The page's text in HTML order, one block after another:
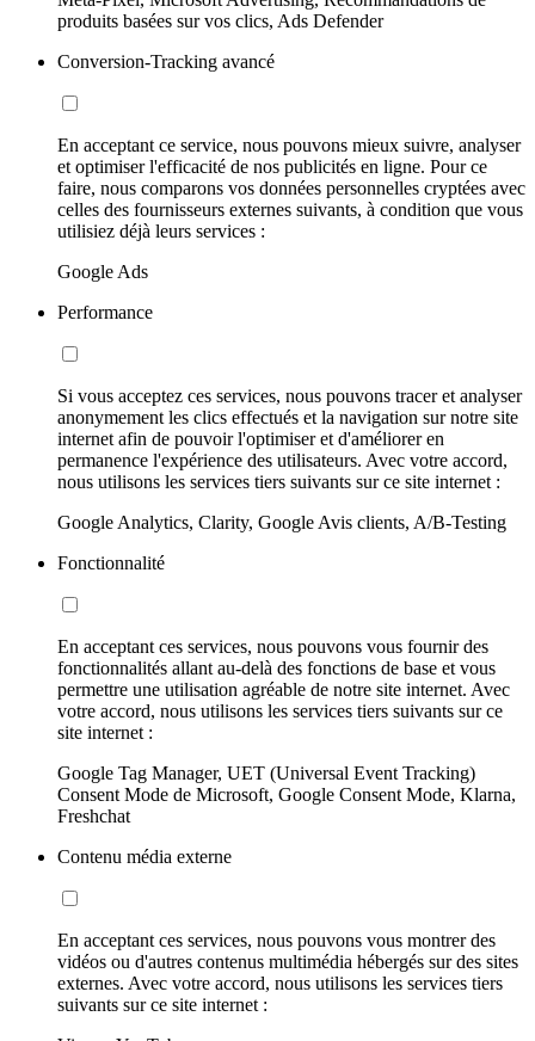
produits basées sur vos clics, Ads Defender
Conversion-Tracking avancé
En acceptant ce service, nous pouvons mieux suivre, analyser
et optimiser l'efficacité de nos publicités en ligne. Pour ce
faire, nous comparons vos données personnelles cryptées avec
celles des fournisseurs externes suivants, à condition que vous
utilisiez déjà leurs services :
Google Ads
Performance
Si vous acceptez ces services, nous pouvons tracer et analyser
anonymement les clics effectués et la navigation sur notre site
internet afin de pouvoir l'optimiser et d'améliorer en
permanence l'expérience des utilisateurs. Avec votre accord,
nous utilisons les services tiers suivants sur ce site internet :
Google Analytics, Clarity, Google Avis clients, A/B-Testing
Fonctionnalité
En acceptant ces services, nous pouvons vous fournir des
fonctionnalités allant au-delà des fonctions de base et vous
permettre une utilisation agréable de notre site internet. Avec
votre accord, nous utilisons les services tiers suivants sur ce
site internet :
Google Tag Manager, UET (Universal Event Tracking)
Consent Mode de Microsoft, Google Consent Mode, Klarna,
Freshchat
Contenu média externe
En acceptant ces services, nous pouvons vous montrer des
vidéos ou d'autres contenus multimédia hébergés sur des sites
externes. Avec votre accord, nous utilisons les services tiers
suivants sur ce site internet :